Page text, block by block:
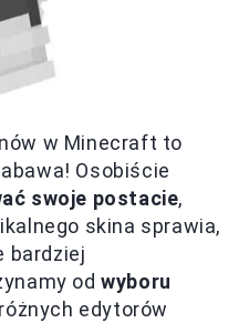
w Minecraft to
Osobiście
swoje postacie,
skina sprawia,
bardziej
odwyboru
edytorów